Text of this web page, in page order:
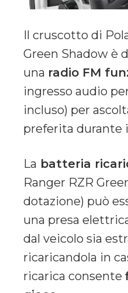
Il cruscotto di
Green Shadow è
una radio FM
ingresso audio
incluso) per
preferita durante
La batteria
Ranger RZR
dotazione) può
una presa
dal veicolo sia
ricaricandola in
ricarica consente